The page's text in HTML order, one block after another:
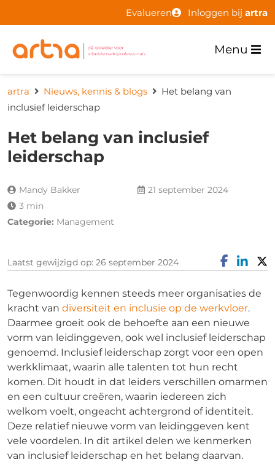
Evalueren Inloggen bij artra
Menu
artra Nieuws, kennis & blogs
Het belang van
inclusief leiderschap
Het belang van inclusief
leiderschap
Mandy Bakker
21 september 2024
3 min
Categorie: Management
Laatst gewijzigd op: 26 september 2024
Tegenwoordig kennen steeds meer organisaties de
kracht van diversiteit en inclusie op de werkvloer.
Daarmee groeit ook de behoefte aan een nieuwe
vorm van leidinggeven, ook wel inclusief leiderschap
genoemd. Inclusief leiderschap zorgt voor een open
werkklimaat, waarin alle talenten tot hun recht
komen. Dit houdt in dat leiders verschillen omarmen
en een cultuur creëren, waarin iedereen zich
welkom voelt, ongeacht achtergrond of identiteit.
Deze relatief nieuwe vorm van leidinggeven kent
vele voordelen. In dit artikel delen we kenmerken
van inclusief leiderschap en het belang daarvan.